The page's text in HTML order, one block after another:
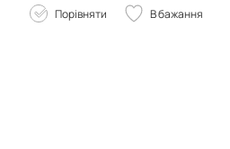
Порівняти В бажання